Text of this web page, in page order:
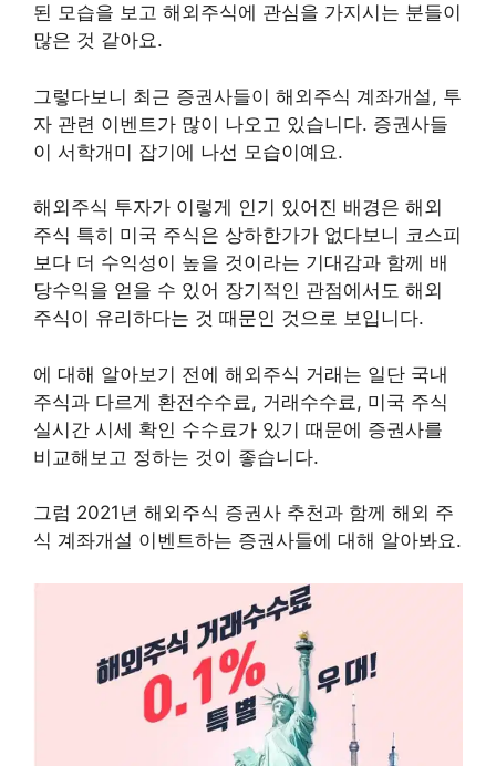
된 모습을 보고 해외주식에 관심을 가지시는 분들이
많은 것 같아요.
그렇다보니 최근 증권사들이 해외주식 계좌개설, 투
자 관련 이벤트가 많이 나오고 있습니다. 증권사들
이 서학개미 잡기에 나선 모습이예요.
해외주식 투자가 이렇게 인기 있어진 배경은 해외
주식 특히 미국 주식은 상하한가가 없다보니 코스피
보다 더 수익성이 높을 것이라는 기대감과 함께 배
당수익을 얻을 수 있어 장기적인 관점에서도 해외
주식이 유리하다는 것 때문인 것으로 보입니다.
에 대해 알아보기 전에 해외주식 거래는 일단 국내
주식과 다르게 환전수수료, 거래수수료, 미국 주식
실시간 시세 확인 수수료가 있기 때문에 증권사를
비교해보고 정하는 것이 좋습니다.
그럼 2021년 해외주식 증권사 추천과 함께 해외 주
식 계좌개설 이벤트하는 증권사들에 대해 알아봐요.